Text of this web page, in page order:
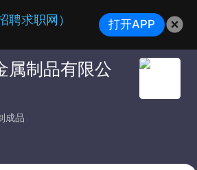
属制品有限公
成品
聘求职网） 打开APP